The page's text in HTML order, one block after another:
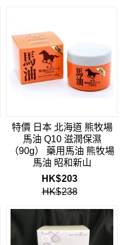
特價 日本 北海道 熊牧場
馬油 Q10 滋潤保濕
（90g） 藥用馬油 熊牧場
馬油 昭和新山
HK$203
HK$238